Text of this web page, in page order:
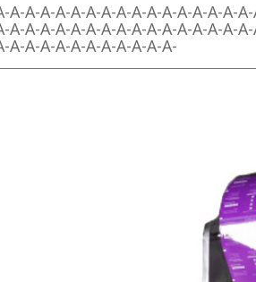
A-A-A-A-A-A-A-A-A-A-A-A-A-A-A-
A-A-A-A-A-A-A-A-A-A-A-A-A-A-A-
A-A-A-A-A-A-A-A-A-A-A-